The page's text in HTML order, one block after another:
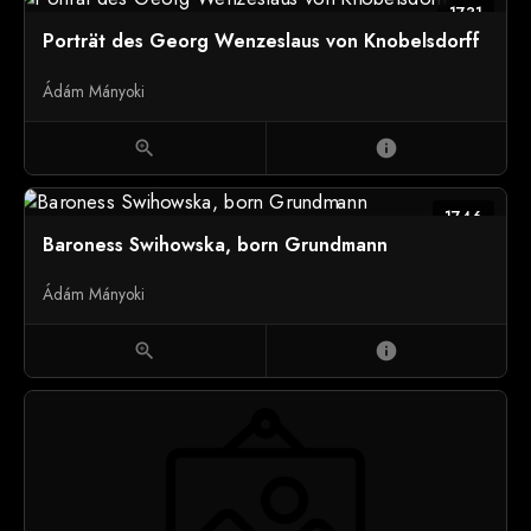
1731
Porträt des Georg Wenzeslaus von Knobelsdorff
Ádám Mányoki
zoom_in info
1746
Baroness Swihowska, born Grundmann
Ádám Mányoki
zoom_in info